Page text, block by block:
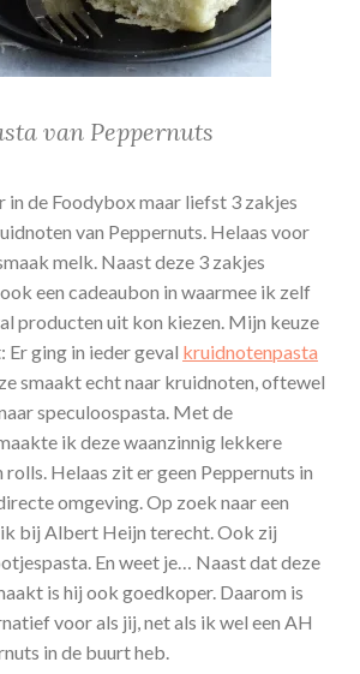
van Peppernuts
in de Foodybox maar liefst 3 zakjes
van Peppernuts. Helaas voor
melk. Naast deze 3 zakjes
een cadeaubon in waarmee ik zelf
producten uit kon kiezen. Mijn keuze
Er ging in ieder geval kruidnotenpasta
smaakt echt naar kruidnoten, oftewel
speculoospasta. Met de
ik deze waanzinnig lekkere
Helaas zit er geen Peppernuts in
omgeving. Op zoek naar een
bij Albert Heijn terecht. Ook zij
En weet je… Naast dat deze
is hij ook goedkoper. Daarom is
voor als jij, net als ik wel een AH
in de buurt heb.